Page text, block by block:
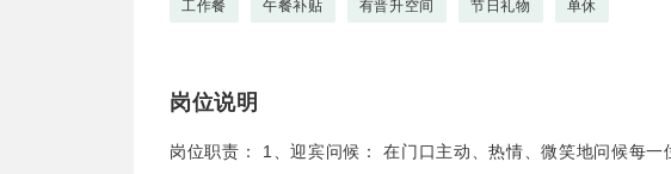
工作餐 午餐补贴 有晋升空间 节日礼物 单休
岗位说明
岗位职责： 1、迎宾问候： 在门口主动、热情、微笑地问候每一